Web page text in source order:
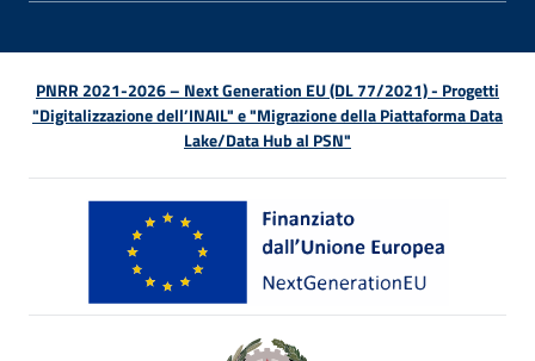
PNRR 2021-2026 – Next Generation EU (DL 77/2021) - Progetti
"Digitalizzazione dell’INAIL" e "Migrazione della Piattaforma Data
Lake/Data Hub al PSN"